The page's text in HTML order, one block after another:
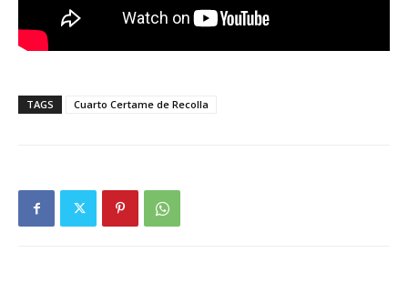
TAGS Cuarto Certame de Recolla